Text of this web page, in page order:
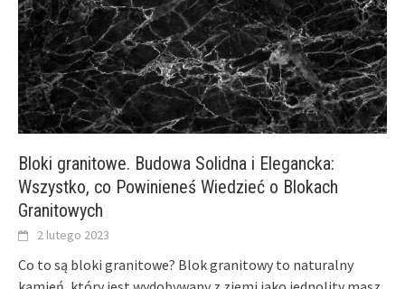
Bloki granitowe. Budowa Solidna i Elegancka:
Wszystko, co Powinieneś Wiedzieć o Blokach
Granitowych
2 lutego 2023
Co to są bloki granitowe? Blok granitowy to naturalny